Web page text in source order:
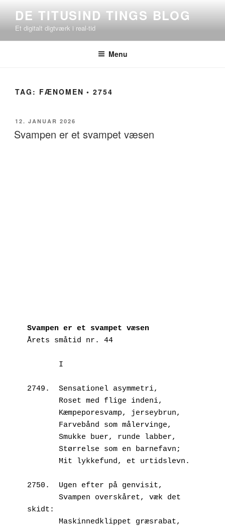
indhold
DE TITUSIND TINGS BLOG
Et digitalt digtværk i real-tid
Menu
TAG: FÆNOMEN ◦ 2754
UDGIVET
DEN
12. JANUAR 2026
Svampen er et svampet væsen
Svampen er et svampet væsen
Årets småtid nr. 44
       I
2749.  Sensationel asymmetri,
       Roset med flige indeni,
       Kæmpeporesvamp, jerseybrun,
       Farvebånd som målervinge,
       Smukke buer, runde labber,
       Størrelse som en barnefavn;
       Mit lykkefund, et urtidslevn.
2750.  Ugen efter på genvisit,
skidt:
       Maskinnedklippet græsrabat,